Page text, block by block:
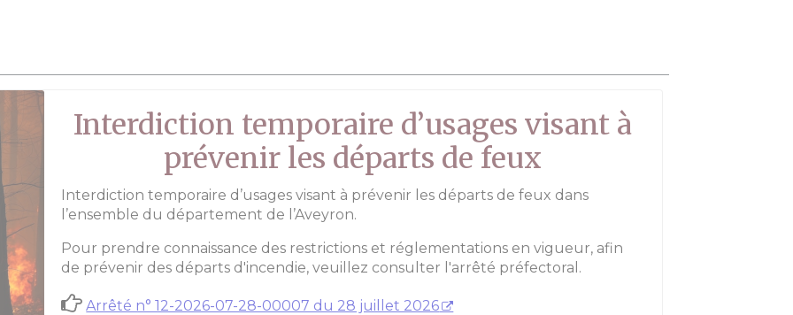
Interdiction temporaire d’usages visant à
prévenir les départs de feux
Interdiction temporaire d’usages visant à prévenir les départs de feux dans
l’ensemble du département de l’Aveyron.
Pour prendre connaissance des restrictions et réglementations en vigueur, afin
de prévenir des départs d'incendie, veuillez consulter l'arrêté préfectoral.
Arrêté n° 12-2026-07-28-00007 du 28 juillet 2026